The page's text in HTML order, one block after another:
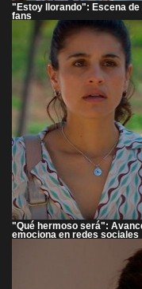
"Estoy llorando": Escena
fans
"Qué hermoso será":
emociona en redes sociales